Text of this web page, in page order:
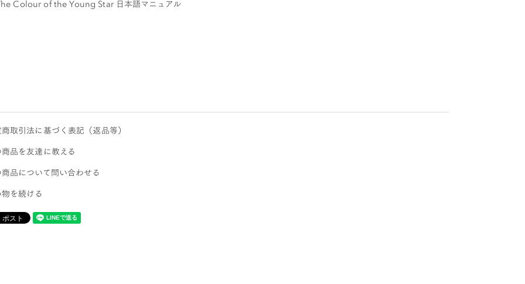
Colour of the Young Star 日本語マニュアル
取引法に基づく表記（返品等）
商品を友達に教える
商品について問い合わせる
を続ける